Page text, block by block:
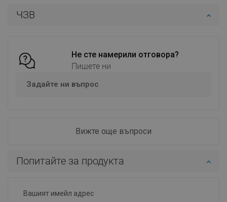
ЧЗВ
Не сте намерили отговора?
Пишете ни
Задайте ни въпрос
Вижте още въпроси
Попитайте за продукта